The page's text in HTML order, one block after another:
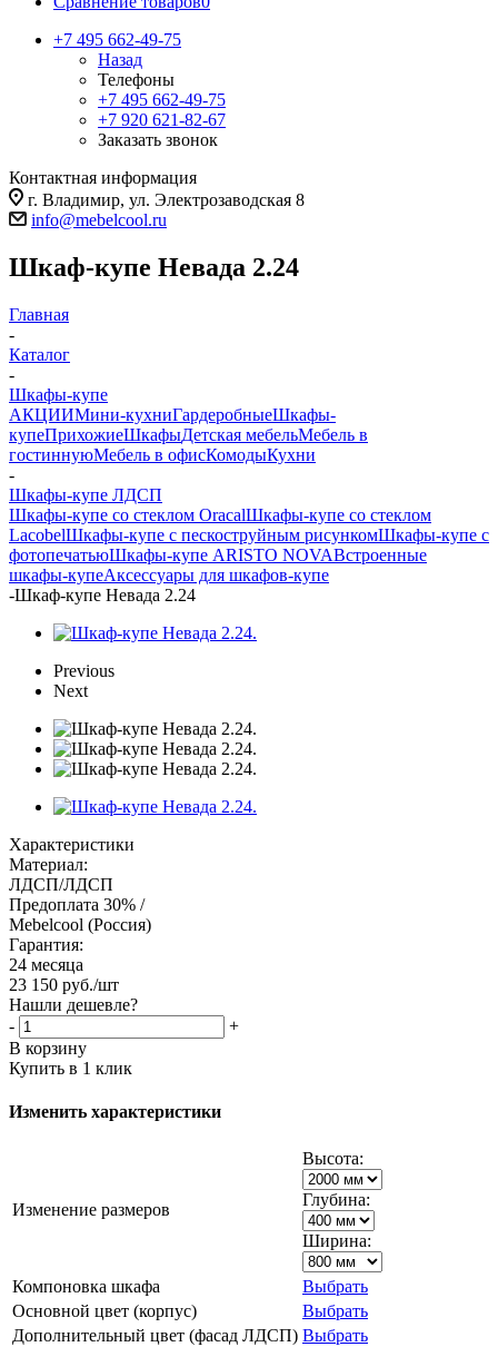
+7 495 662-49-75
Назад
Телефоны
+7 495 662-49-75
+7 920 621-82-67
Заказать звонок
Контактная информация
г. Владимир, ул. Электрозаводская 8
info@mebelcool.ru
Шкаф-купе Невада 2.24
Главная
-
Каталог
-
Шкафы-купе
АКЦИИМини-кухниГардеробныеШкафы-
купеПрихожиеШкафыДетская мебельМебель в
гостиннуюМебель в офисКомодыКухни
-
Шкафы-купе ЛДСП
Шкафы-купе со стеклом OracalШкафы-купе со стеклом
LacobelШкафы-купе с пескоструйным рисункомШкафы-купе с
фотопечатьюШкафы-купе ARISTO NOVAВстроенные
шкафы-купеАксессуары для шкафов-купе
-Шкаф-купе Невада 2.24
Previous
Next
Характеристики
Материал:
ЛДСП/ЛДСП
Предоплата 30% /
Mebelcool (Россия)
Гарантия:
24 месяца
23 150 руб./шт
Нашли дешевле?
-
+
В корзину
Купить в 1 клик
Изменить характеристики
Изменение размеров
Высота:
Глубина:
Ширина:
Компоновка шкафа
Выбрать
Основной цвет (корпус)
Выбрать
Дополнительный цвет (фасад ЛДСП) Выбрать